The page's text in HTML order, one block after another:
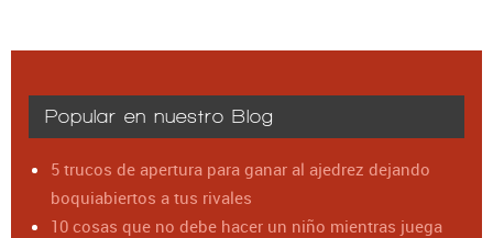
Popular en nuestro Blog
5 trucos de apertura para ganar al ajedrez dejando
boquiabiertos a tus rivales
10 cosas que no debe hacer un niño mientras juega